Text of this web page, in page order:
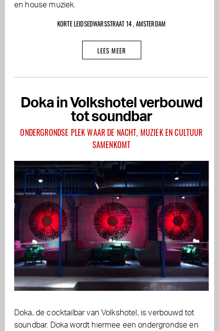
en house muziek.
KORTE LEIDSEDWARSSTRAAT 14 , AMSTERDAM
LEES MEER
Doka in Volkshotel verbouwd
tot soundbar
ONDERGRONDSE PLEK WAAR DE NACHT, MUZIEK EN CULTUUR
SAMENKOMT
Doka, de cocktailbar van Volkshotel, is verbouwd tot
soundbar. Doka wordt hiermee een ondergrondse en